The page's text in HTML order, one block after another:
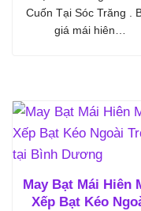
Cuốn Tại Sóc Trăng .
giá mái hiên…
May Bạt Mái Hiên
Xếp Bạt Kéo